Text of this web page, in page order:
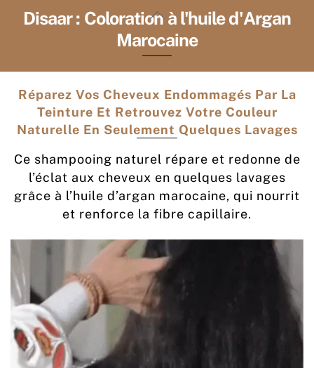
Disaar : Coloration à l'huile d'Argan
Marocaine
Réparez Vos Cheveux Endommagés Par La
Teinture Et Retrouvez Votre Couleur
Naturelle En Seulement Quelques Lavages
Ce shampooing naturel répare et redonne de
l’éclat aux cheveux en quelques lavages
grâce à l’huile d’argan marocaine, qui nourrit
et renforce la fibre capillaire.
Back
Top